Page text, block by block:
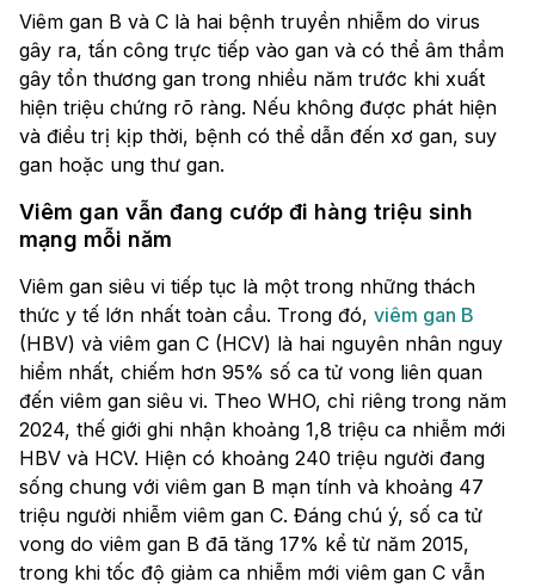
Viêm gan B và C là hai bệnh truyền nhiễm do virus
gây ra, tấn công trực tiếp vào gan và có thể âm thầm
gây tổn thương gan trong nhiều năm trước khi xuất
hiện triệu chứng rõ ràng. Nếu không được phát hiện
và điều trị kịp thời, bệnh có thể dẫn đến xơ gan, suy
gan hoặc ung thư gan.
Viêm gan vẫn đang cướp đi hàng triệu sinh
mạng mỗi năm
Viêm gan siêu vi tiếp tục là một trong những thách
thức y tế lớn nhất toàn cầu. Trong đó, viêm gan B
(HBV) và viêm gan C (HCV) là hai nguyên nhân nguy
hiểm nhất, chiếm hơn 95% số ca tử vong liên quan
đến viêm gan siêu vi. Theo WHO, chỉ riêng trong năm
2024, thế giới ghi nhận khoảng 1,8 triệu ca nhiễm mới
HBV và HCV. Hiện có khoảng 240 triệu người đang
sống chung với viêm gan B mạn tính và khoảng 47
triệu người nhiễm viêm gan C. Đáng chú ý, số ca tử
vong do viêm gan B đã tăng 17% kể từ năm 2015,
trong khi tốc độ giảm ca nhiễm mới viêm gan C vẫn